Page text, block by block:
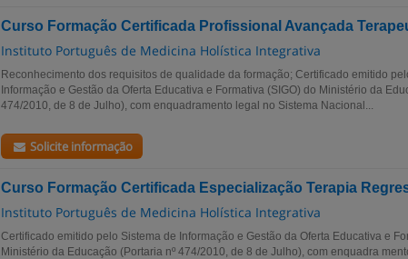
Curso Formação Certificada Profissional Avançada
Instituto Português de Medicina Holística Integrativa
Reconhecimento dos requisitos de qualidade da formação; Certificado emitido
Informação e Gestão da Oferta Educativa e Formativa (SIGO) do Ministério da
474/2010, de 8 de Julho), com enquadramento legal no Sistema Nacional...
Solicite informação
Curso Formação Certificada Especialização Terapia
Instituto Português de Medicina Holística Integrativa
Certificado emitido pelo Sistema de Informação e Gestão da Oferta Educativa e
Ministério da Educação (Portaria nº 474/2010, de 8 de Julho), com enquadra